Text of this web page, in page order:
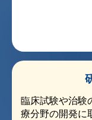
臨床試験や治験
療分野の開発に